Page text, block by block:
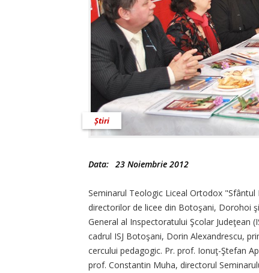
Știri
Data: 23 Noiembrie 2012
Seminarul Teologic Liceal Ortodox
directorilor de licee din Botoşani, Dorohoi
General al Inspectoratului Şcolar Judeţean
cadrul ISJ Botoşani, Dorin Alexandrescu,
cercului pedagogic. Pr. prof. Ionuţ-Ştefan
prof. Constantin Muha, directorul